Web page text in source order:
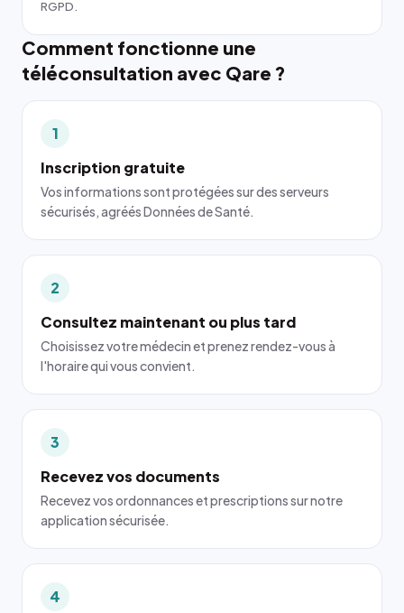
RGPD.
Comment fonctionne une
téléconsultation avec Qare ?
1
Inscription gratuite
Vos informations sont protégées sur des serveurs
sécurisés, agréés Données de Santé.
2
Consultez maintenant ou plus tard
Choisissez votre médecin et prenez rendez-vous à
l'horaire qui vous convient.
3
Recevez vos documents
Recevez vos ordonnances et prescriptions sur notre
application sécurisée.
4